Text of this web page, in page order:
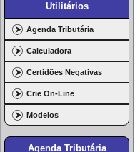
Utilitários
Agenda Tributária
Calculadora
Certidões Negativas
Crie On-Line
Modelos
Agenda Tributária